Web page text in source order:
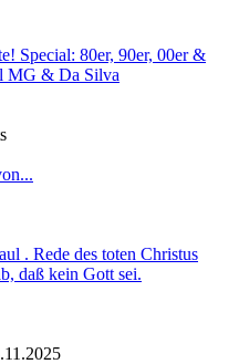
Special: 80er, 90er, 00er &
MG & Da Silva
. Rede des toten Christus
daß kein Gott sei.